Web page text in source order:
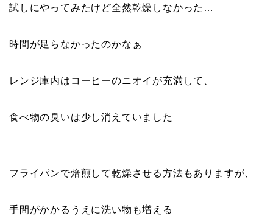
試しにやってみたけど全然乾燥しなかった…
時間が足らなかったのかなぁ
レンジ庫内はコーヒーのニオイが充満して、
食べ物の臭いは少し消えていました
フライパンで焙煎して乾燥させる方法もありますが、
手間がかかるうえに洗い物も増える